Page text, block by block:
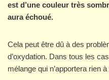
est d’une couleur très
aura échoué.
Cela peut être dû à des
d’oxydation. Dans tous les
mélange qui n’apportera rien